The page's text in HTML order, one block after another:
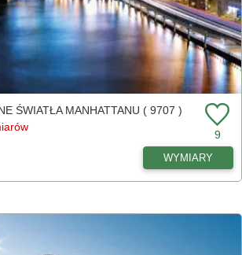
ŚWIATŁA MANHATTANU ( 9707 )
9
WYMIARY